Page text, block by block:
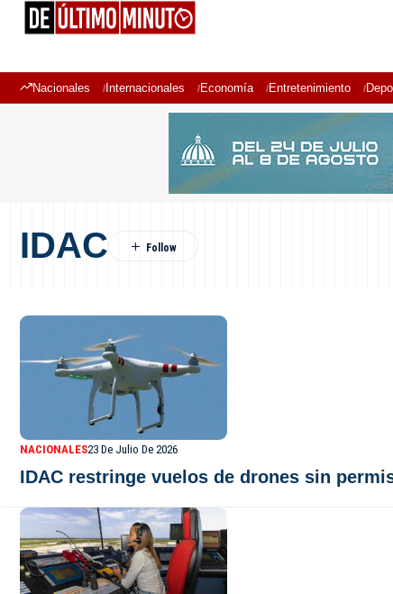
Nacionales Internacionales Economía Entretenimiento
IDAC
NACIONALES23 De Julio De 2026
IDAC restringe vuelos de drones sin